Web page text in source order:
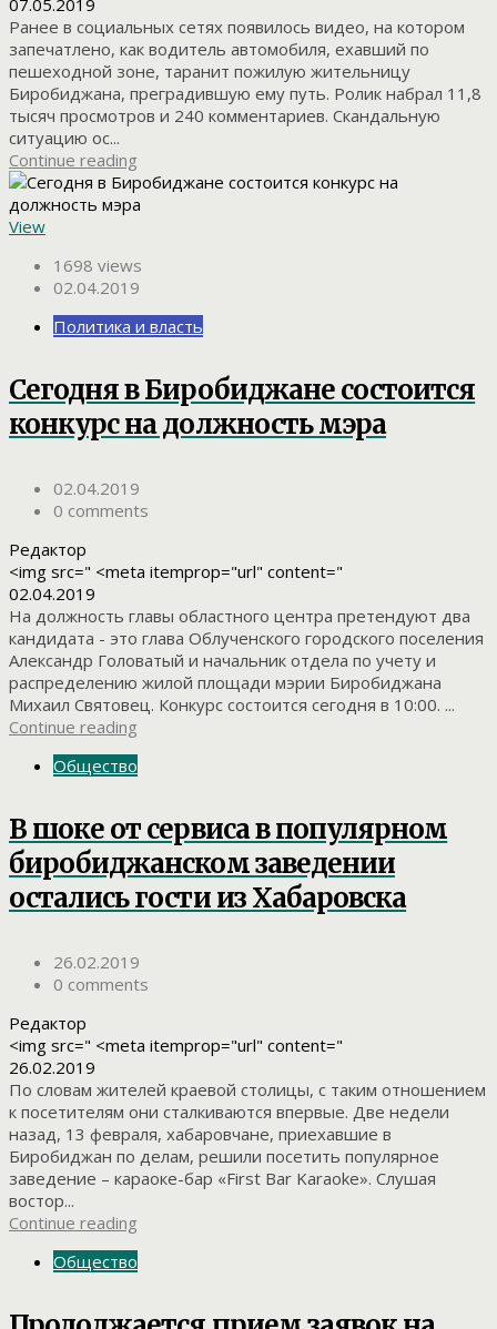
07.05.2019
Ранее в социальных сетях появилось видео, на котором
запечатлено, как водитель автомобиля, ехавший по
пешеходной зоне, таранит пожилую жительницу
Биробиджана, преградившую ему путь. Ролик набрал 11,8
тысяч просмотров и 240 комментариев. Скандальную
ситуацию ос...
Continue reading
View
1698 views
02.04.2019
Политика и власть
Сегодня в Биробиджане состоится
конкурс на должность мэра
02.04.2019
0 comments
Редактор
<img src=" <meta itemprop="url" content="
02.04.2019
На должность главы областного центра претендуют два
кандидата - это глава Облученского городского поселения
Александр Головатый и начальник отдела по учету и
распределению жилой площади мэрии Биробиджана
Михаил Святовец. Конкурс состоится сегодня в 10:00. ...
Continue reading
Общество
В шоке от сервиса в популярном
биробиджанском заведении
остались гости из Хабаровска
26.02.2019
0 comments
Редактор
<img src=" <meta itemprop="url" content="
26.02.2019
По словам жителей краевой столицы, с таким отношением
к посетителям они сталкиваются впервые. Две недели
назад, 13 февраля, хабаровчане, приехавшие в
Биробиджан по делам, решили посетить популярное
заведение – караоке-бар «First Bar Karaoke». Слушая
востор...
Continue reading
Общество